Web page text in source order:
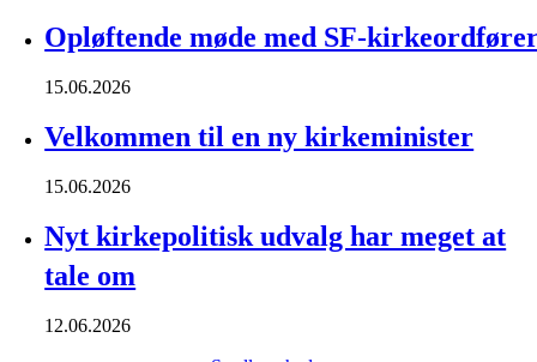
Opløftende møde med SF-
15.06.2026
Velkommen til en ny kirkeminister
15.06.2026
Nyt kirkepolitisk udvalg har meget at
tale om
12.06.2026